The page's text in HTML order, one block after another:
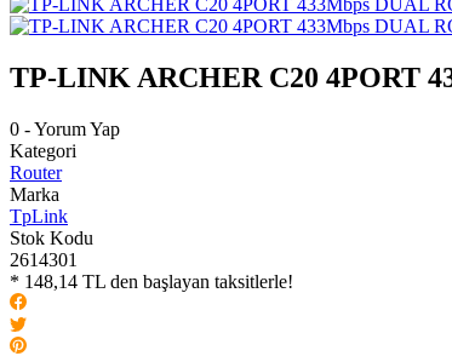
TP-LINK ARCHER C20 4PORT
0 - Yorum Yap
Kategori
Router
Marka
TpLink
Stok Kodu
2614301
* 148,14 TL den başlayan taksitlerle!